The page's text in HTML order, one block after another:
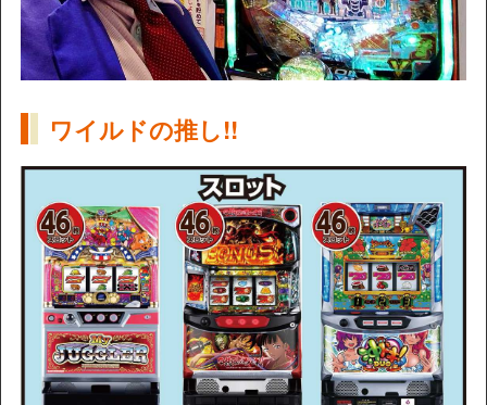
ワイルドの推し!!